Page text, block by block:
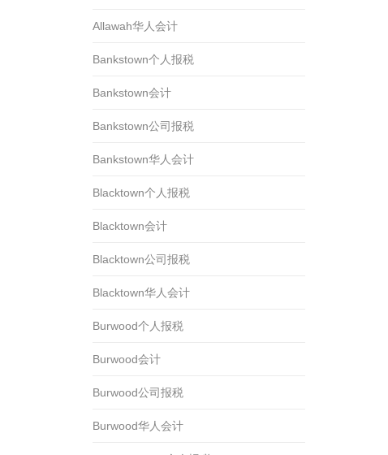
Allawah华人会计
Bankstown个人报税
Bankstown会计
Bankstown公司报税
Bankstown华人会计
Blacktown个人报税
Blacktown会计
Blacktown公司报税
Blacktown华人会计
Burwood个人报税
Burwood会计
Burwood公司报税
Burwood华人会计